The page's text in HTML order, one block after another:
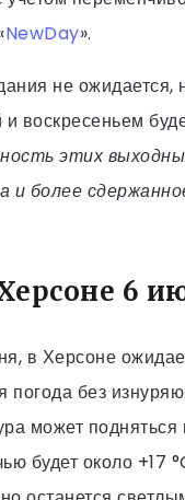
NewDay».
не ожидается,
воскресеньем
этих
и более
6
в Херсоне
погода без
может
будет около +17